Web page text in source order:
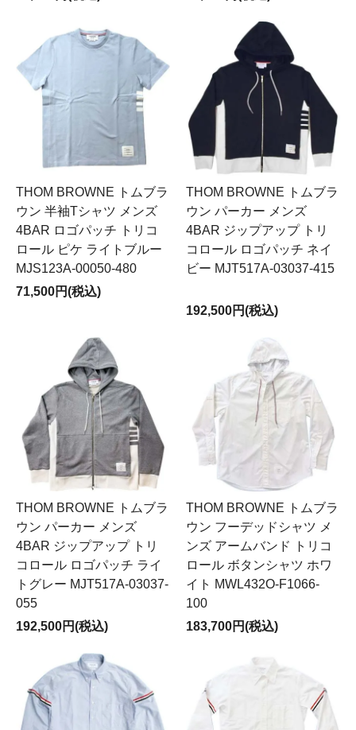
THOM BROWNE トムブラ
ウン 半袖Tシャツ メンズ
4BAR ロゴパッチ トリコ
ロール ピケ ライトブルー
MJS123A-00050-480
71,500円(税込)
THOM BROWNE トムブラ
ウン パーカー メンズ
4BAR ジップアップ トリ
コロール ロゴパッチ ネイ
ビー MJT517A-03037-415
192,500円(税込)
THOM BROWNE トムブラ
ウン パーカー メンズ
4BAR ジップアップ トリ
コロール ロゴパッチ ライ
トグレー MJT517A-03037-
055
192,500円(税込)
THOM BROWNE トムブラ
ウン フーデッドシャツ メ
ンズ アームバンド トリコ
ロール ボタンシャツ ホワ
イト MWL432O-F1066-
100
183,700円(税込)